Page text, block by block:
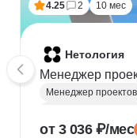
4.25 2 10 мес
Нетология
Менеджер
Менеджер проектов
Нейронные сети
от 3 036 ₽/мес